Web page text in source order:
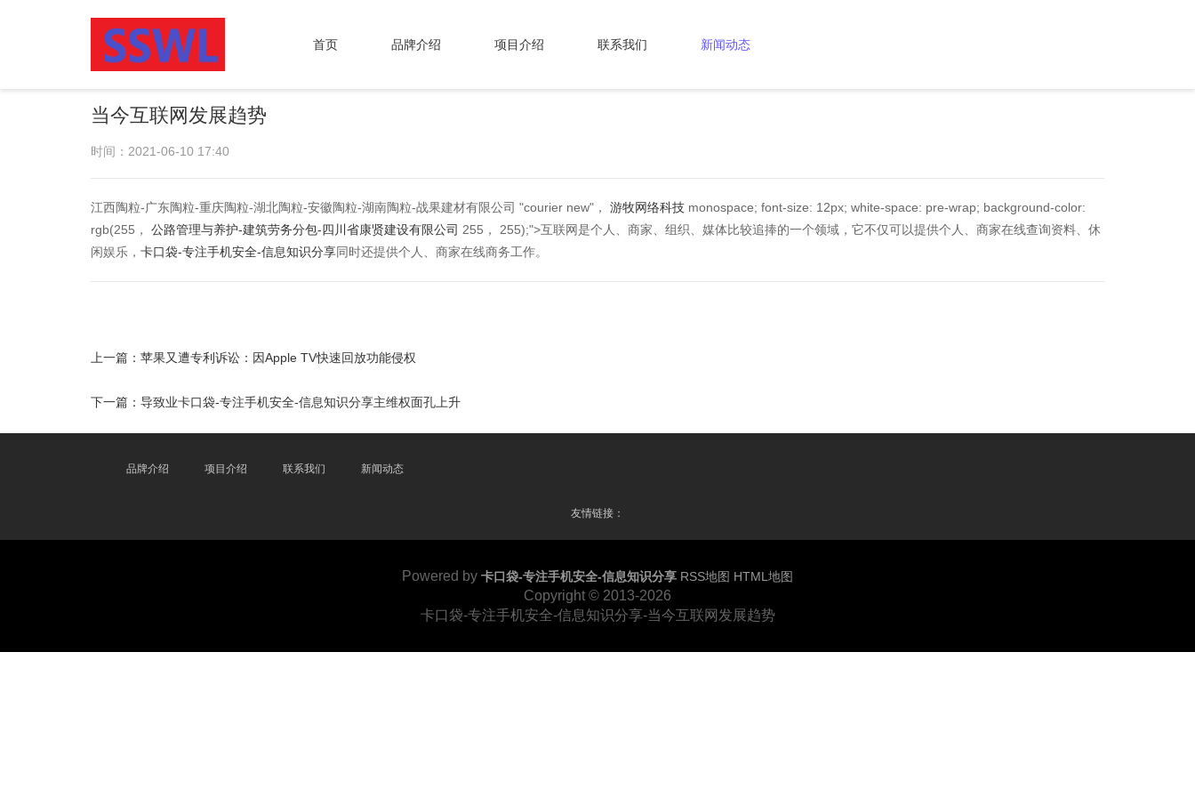
首页 品牌介绍 项目介绍 联系我们 新闻动态
当今互联网发展趋势
时间：2021-06-10 17:40
江西陶粒-广东陶粒-重庆陶粒-湖北陶粒-安徽陶粒-湖南陶粒-战果建材有限公司 "courier new"， 游牧网络科技 monospace; font-size: 12px; white-space: pre-wrap; background-color:
rgb(255， 公路管理与养护-建筑劳务分包-四川省康贤建设有限公司 255， 255);">互联网是个人、商家、组织、媒体比较追捧的一个领域，它不仅可以提供个人、商家在线查询资料、休
闲娱乐， 卡口袋-专注手机安全-信息知识分享同时还提供个人、商家在线商务工作。
上一篇： 苹果又遭专利诉讼：因Apple TV快速回放功能侵权
下一篇： 导致业卡口袋-专注手机安全-信息知识分享主维权面孔上升
品牌介绍 项目介绍 联系我们 新闻动态
友情链接：
Powered by 卡口袋-专注手机安全-信息知识分享 RSS地图 HTML地图
Copyright © 2013-2026
卡口袋-专注手机安全-信息知识分享-当今互联网发展趋势